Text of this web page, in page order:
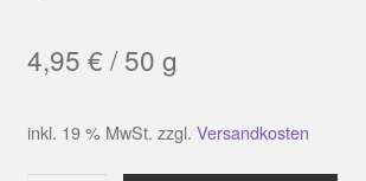
4,95 € /50 g
inkl. 19 % MwSt. zzgl. Versandkosten